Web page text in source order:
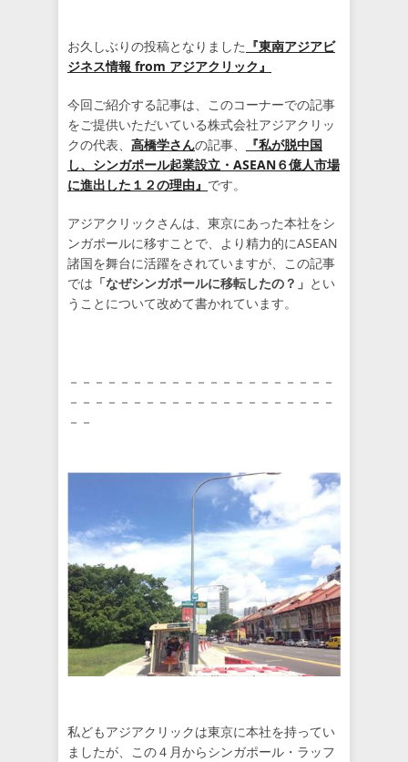
お久しぶりの投稿となりました 『東南アジアビ
ジネス情報 from アジアクリック』
今回ご紹介する記事は、このコーナーでの記事
をご提供いただいている株式会社アジアクリッ
クの代表、 高橋学さんの記事、
『私が脱中国
し、シンガポール起業設立・ASEAN６億人市場
に進出した１２の理由』 です。
アジアクリックさんは、東京にあった本社をシ
ンガポールに移すことで、より精力的にASEAN
諸国を舞台に活躍をされていますが、この記事
では 「なぜシンガポールに移転したの？」 とい
うことについて改めて書かれています。
－－－－－－－－－－－－－－－－－－－－－
－－－－－－－－－－－－－－－－－－－－－
－－
私どもアジアクリックは東京に本社を持ってい
ましたが、この４月からシンガポール・ラッフ